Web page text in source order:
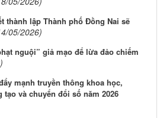
thành lập Thành phố Đồng Nai sẽ
05/2026)
nguội” giả mạo để lừa đảo chiếm
mạnh truyền thông khoa học,
và chuyển đổi số năm 2026